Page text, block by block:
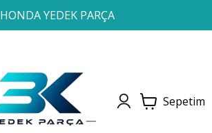
HONDA YEDEK PARÇA
1 2 3 4
Sepetim